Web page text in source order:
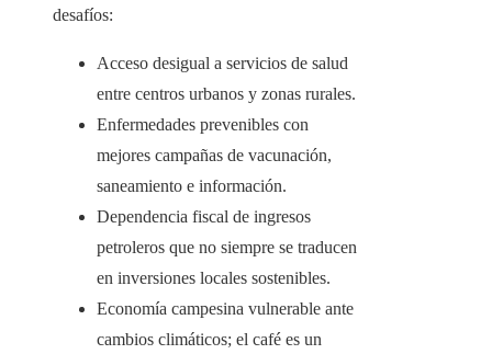
desafíos:
Acceso desigual a servicios de salud
entre centros urbanos y zonas rurales.
Enfermedades prevenibles con
mejores campañas de vacunación,
saneamiento e información.
Dependencia fiscal de ingresos
petroleros que no siempre se traducen
en inversiones locales sostenibles.
Economía campesina vulnerable ante
cambios climáticos; el café es un